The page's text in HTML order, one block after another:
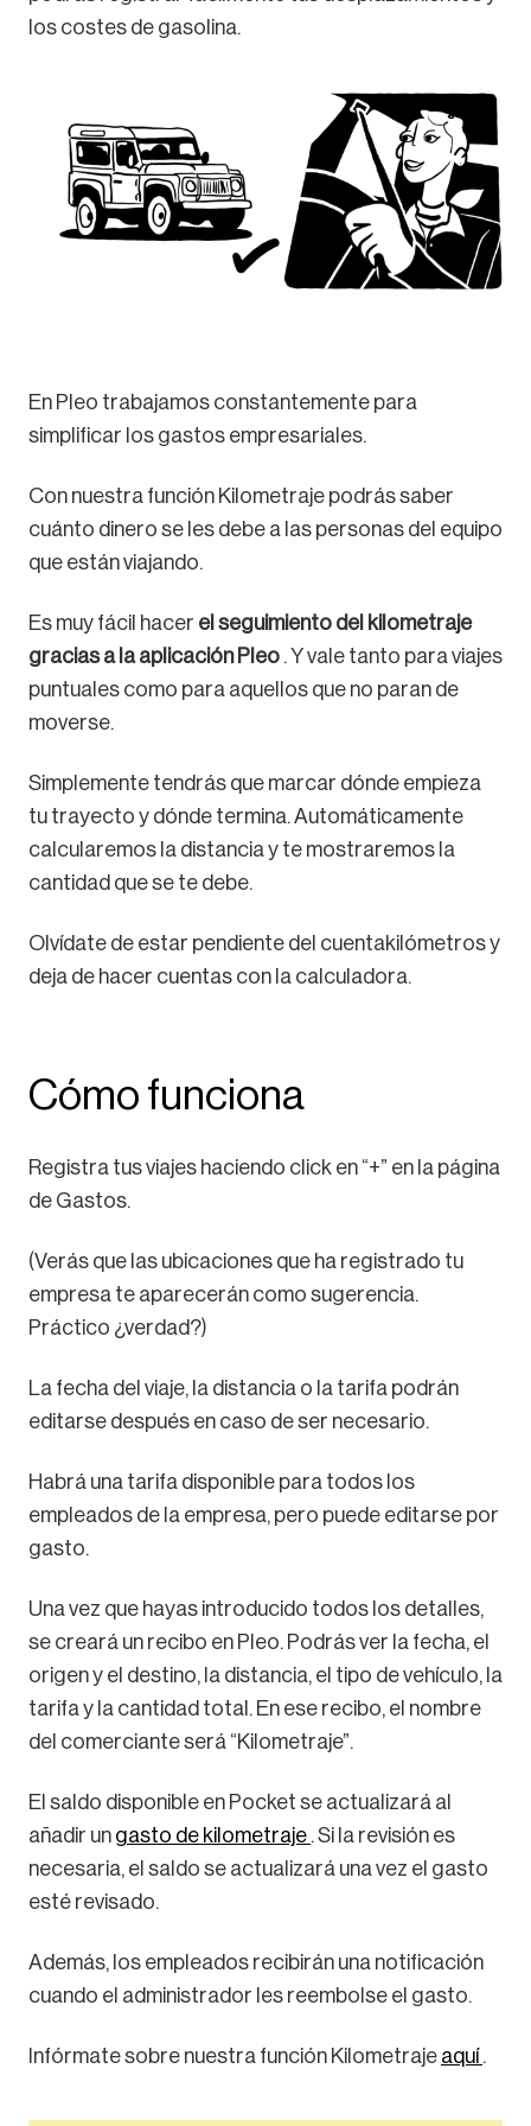
los costes de gasolina.
En Pleo trabajamos constantemente para
simplificar los gastos empresariales.
Con nuestra función Kilometraje podrás saber
cuánto dinero se les debe a las personas del equipo
que están viajando.
Es muy fácil hacer el seguimiento del kilometraje
gracias a la aplicación Pleo . Y vale tanto para viajes
puntuales como para aquellos que no paran de
moverse.
Simplemente tendrás que marcar dónde empieza
tu trayecto y dónde termina. Automáticamente
calcularemos la distancia y te mostraremos la
cantidad que se te debe.
Olvídate de estar pendiente del cuentakilómetros y
deja de hacer cuentas con la calculadora.
Cómo funciona
Registra tus viajes haciendo click en “+” en la página
de Gastos.
(Verás que las ubicaciones que ha registrado tu
empresa te aparecerán como sugerencia.
Práctico ¿verdad?)
La fecha del viaje, la distancia o la tarifa podrán
editarse después en caso de ser necesario.
Habrá una tarifa disponible para todos los
empleados de la empresa, pero puede editarse por
gasto.
Una vez que hayas introducido todos los detalles,
se creará un recibo en Pleo. Podrás ver la fecha, el
origen y el destino, la distancia, el tipo de vehículo, la
tarifa y la cantidad total. En ese recibo, el nombre
del comerciante será “Kilometraje”.
El saldo disponible en Pocket se actualizará al
añadir un gasto de kilometraje . Si la revisión es
necesaria, el saldo se actualizará una vez el gasto
esté revisado.
Además, los empleados recibirán una notificación
cuando el administrador les reembolse el gasto.
Infórmate sobre nuestra función Kilometraje aquí.